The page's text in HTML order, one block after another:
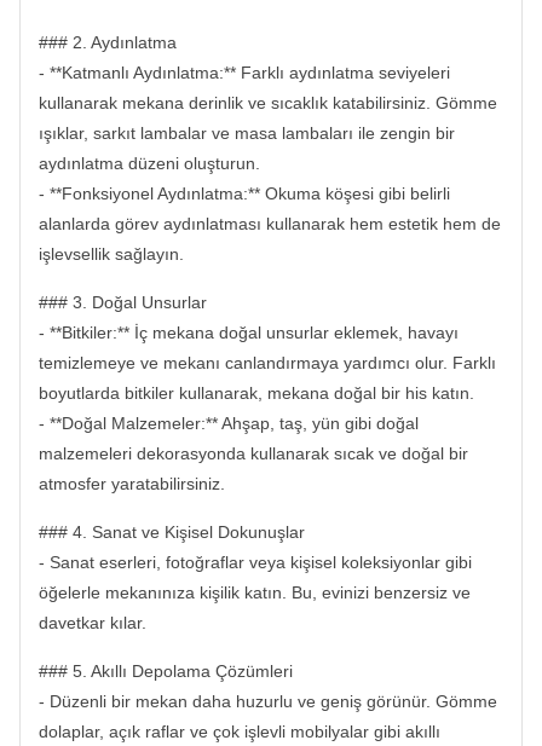
### 2. Aydınlatma
- **Katmanlı Aydınlatma:** Farklı aydınlatma seviyeleri
kullanarak mekana derinlik ve sıcaklık katabilirsiniz. Gömme
ışıklar, sarkıt lambalar ve masa lambaları ile zengin bir
aydınlatma düzeni oluşturun.
- **Fonksiyonel Aydınlatma:** Okuma köşesi gibi belirli
alanlarda görev aydınlatması kullanarak hem estetik hem de
işlevsellik sağlayın.
### 3. Doğal Unsurlar
- **Bitkiler:** İç mekana doğal unsurlar eklemek, havayı
temizlemeye ve mekanı canlandırmaya yardımcı olur. Farklı
boyutlarda bitkiler kullanarak, mekana doğal bir his katın.
- **Doğal Malzemeler:** Ahşap, taş, yün gibi doğal
malzemeleri dekorasyonda kullanarak sıcak ve doğal bir
atmosfer yaratabilirsiniz.
### 4. Sanat ve Kişisel Dokunuşlar
- Sanat eserleri, fotoğraflar veya kişisel koleksiyonlar gibi
öğelerle mekanınıza kişilik katın. Bu, evinizi benzersiz ve
davetkar kılar.
### 5. Akıllı Depolama Çözümleri
- Düzenli bir mekan daha huzurlu ve geniş görünür. Gömme
dolaplar, açık raflar ve çok işlevli mobilyalar gibi akıllı